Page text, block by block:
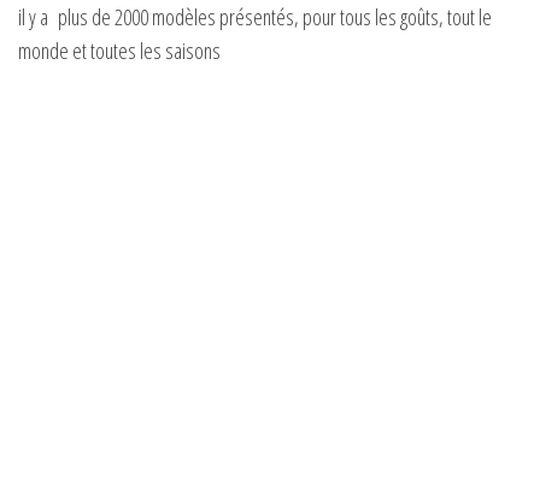
il y a plus de 2000 modèles présentés, pour tous les goûts, tout le
monde et toutes les saisons